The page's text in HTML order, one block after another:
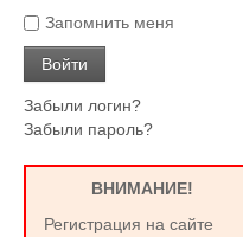
Запомнить меня
Забыли логин?
Забыли пароль?
ВНИМАНИЕ!
Регистрация на сайте